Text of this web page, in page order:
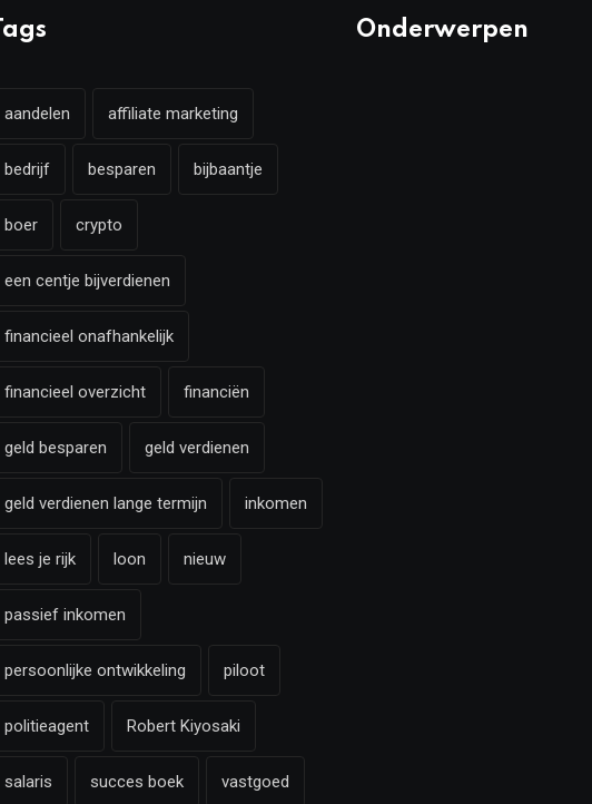
Tags
aandelen affiliate marketing
bedrijf besparen bijbaantje
boer crypto
een centje bijverdienen
financieel onafhankelijk
financieel overzicht financiën
geld besparen geld verdienen
geld verdienen lange termijn inkomen
lees je rijk loon nieuw
passief inkomen
persoonlijke ontwikkeling piloot
politieagent Robert Kiyosaki
salaris succes boek vastgoed
Onderwerpen